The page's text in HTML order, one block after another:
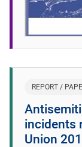
REPORT /
incidents
Union